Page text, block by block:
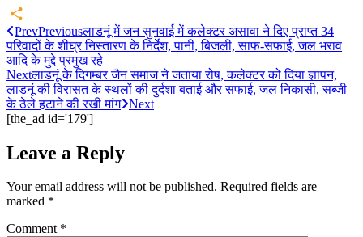
Email
Share
PrevPreviousलाडनूं में जन सुनवाई में कलेक्टर असावा ने दिए प्राप्त 34
परिवादों के शीघ्र निस्तारण के निर्देश, पानी, बिजली, साफ-सफाई, जल भराव
आदि के मुद्दे प्रमुख रहे
Nextलाडनूं के दिगम्बर जैन समाज ने जताया रोष, कलेक्टर को दिया ज्ञापन,
लाडनूं की विरासत के स्थलों की दुर्दशा बताई और सफाई, जल निकासी, सब्जी
के ठेले हटाने की रखी मांग Next
[the_ad id='179']
Leave a Reply
Your email address will not be published. Required fields are
marked *
Comment *